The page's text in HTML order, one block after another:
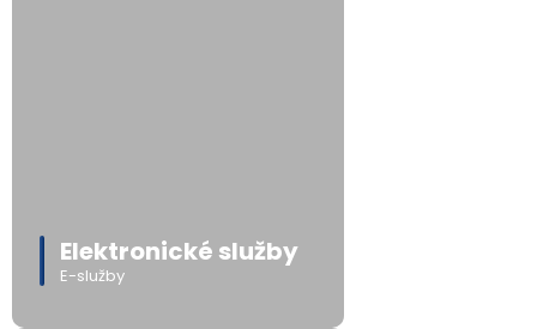
Elektronické služby
E-služby